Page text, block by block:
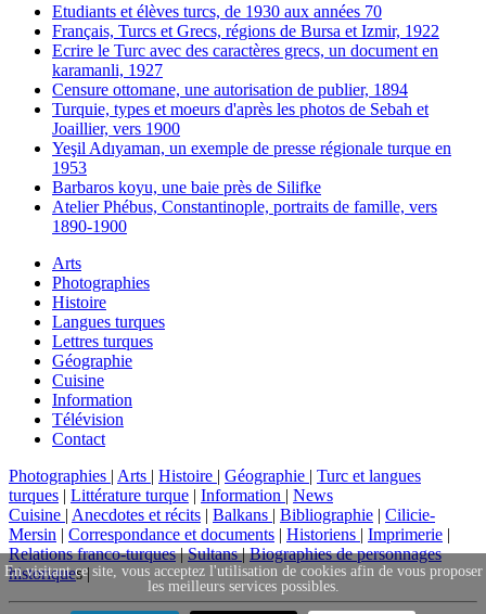
Etudiants et élèves turcs, de 1930 aux années 70
Français, Turcs et Grecs, régions de Bursa et Izmir, 1922
Ecrire le Turc avec des caractères grecs, un document en
karamanli, 1927
Censure ottomane, une autorisation de publier, 1894
Turquie, types et moeurs d'après les photos de Sebah et
Joaillier, vers 1900
Yeşil Adıyaman, un exemple de presse régionale turque en
1953
Barbaros koyu, une baie près de Silifke
Atelier Phébus, Constantinople, portraits de famille, vers
1890-1900
Arts
Photographies
Histoire
Langues turques
Lettres turques
Géographie
Cuisine
Information
Télévision
Contact
Photographies | Arts | Histoire | Géographie | Turc et langues
turques | Littérature turque | Information | News
Cuisine | Anecdotes et récits | Balkans | Bibliographie | Cilicie-
Mersin | Correspondance et documents | Historiens | Imprimerie |
Relations franco-turques|Sultans|Biographies de personnages
historiques |
En visitant ce site, vous acceptez l'utilisation de cookies afin de vous proposer
les meilleurs services possibles.